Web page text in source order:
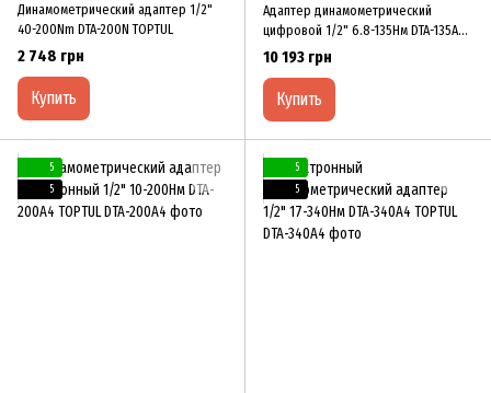
Динамометрический адаптер 1/2"
40-200Nm DTA-200N TOPTUL
2 748 грн
Купить
Адаптер динамометрический
цифровой 1/2" 6.8-135Нм DTA-135A4
TOPTUL
10 193 грн
Купить
5
5
5
5